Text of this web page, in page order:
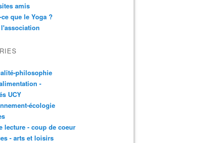
amis
ce que le Yoga ?
philosophie
-
UCY
écologie
lecture - coup de coeur
- arts et loisirs